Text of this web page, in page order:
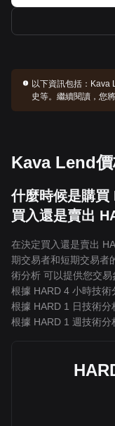
以下資訊包括： Kava
史等。繼續閱讀，您
Kava Lend價
什麼時候是購買
買入還是賣出
在決定買入還是賣出
期交易者和短期交易者
術分析 可以提供您交易
根據 HARD 4 小時技術
根據 HARD 1 日技術分
根據 HARD 1 週技術分